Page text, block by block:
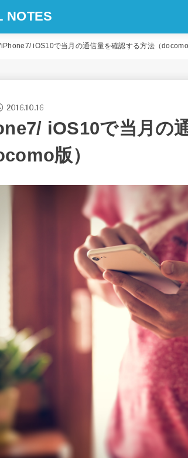
NOTES
iPhone7/ iOS10で当月の通信量を確認する方法（docomo
2016.10.16
iOS10で当月の
版）